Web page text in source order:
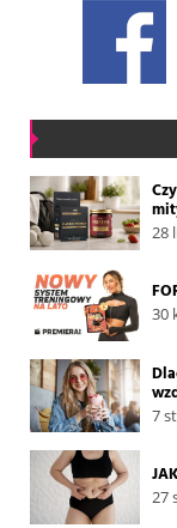
28
30
7
27